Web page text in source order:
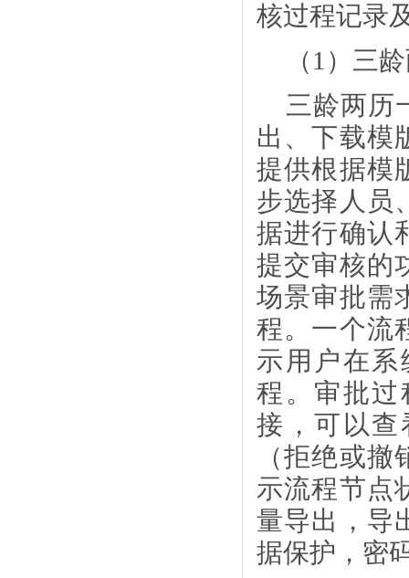
核过程记录
（1）三
三龄两历
出、下载模
提供根据模
步选择人员
据进行确认
提交审核的
场景审批需
程。一个流
示用户在
程。审批过
接，可以查
（拒绝或
示流程节点
量导出，导
据保护，密